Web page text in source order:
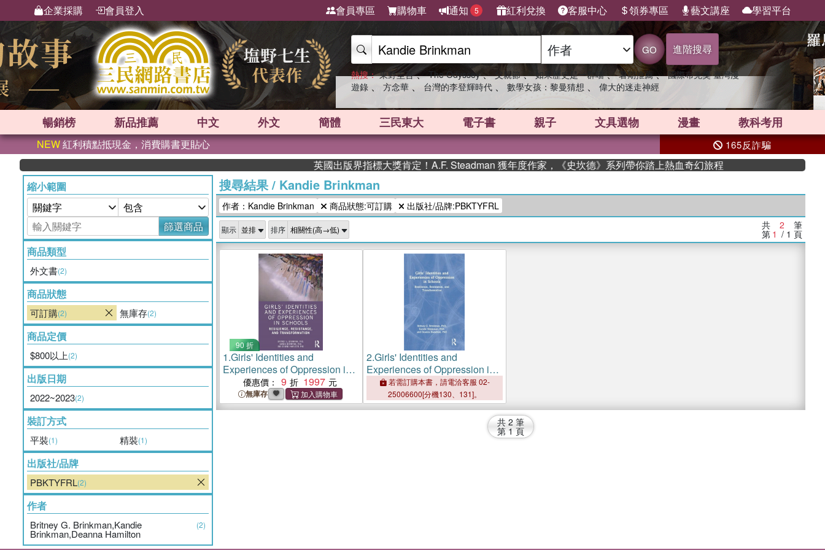
企業採購 會員登入 會員專區 購物車 通知 5 紅利兌換 客服中心 領券專區 藝文講座 學習平台
GO 進階搜尋
熱搜： 東野圭吾 、 The Odyssey 、 父親節 、 如果歷史是一群喵 、 暑期推薦 、 國際布克獎 臺灣漫
遊錄 、 方念華 、 台灣的李登輝時代 、 數學女孩：黎曼猜想 、 偉大的迷走神經
暢銷榜 新品推薦 中文 外文 簡體 三民東大 電子書 親子 文具選物 漫畫 教科考用
NEW紅利積點抵現金，消費購書更貼心 165反詐騙
英國出版界指標大獎肯定！A.F. Steadman 獲年度作家，《史坎德》系列帶你踏上熱血奇幻旅程
縮小範圍
篩選商品
商品類型
外文書(2)
商品狀態
可訂購(2) 無庫存(2)
商品定價
$800以上(2)
出版日期
2022~2023(2)
裝訂方式
平裝(1) 精裝(1)
出版社/品牌
PBKTYFRL(2)
作者
Britney G. Brinkman,Kandie
Brinkman,Deanna Hamilton
(2)
搜尋結果/ Kandie Brinkman
作者：Kandie Brinkman 商品狀態:可訂購 出版社/品牌:PBKTYFRL
顯示 排序 共 2 筆
第 1 / 1 頁
90 折
1.Girls' Identities and
Experiences of Oppression in
Schools：Resilience,
Resistance, and
Transformation
優惠價： 9 1997
無庫存
2.Girls' Identities and
Experiences of Oppression in
Schools：Resilience,
Resistance, and
Transformation
若需訂購本書，請電洽客服 02-
25006600[分機130、131]。
共 2 筆
第 1 頁